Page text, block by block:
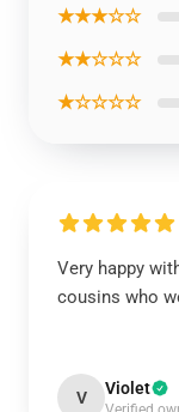
★★★☆☆
★★☆☆☆
★☆☆☆☆
Very happy
cousins who
V Violet